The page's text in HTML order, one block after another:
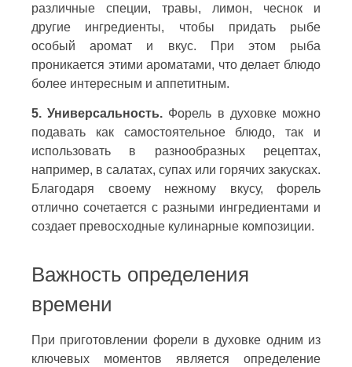
различные специи, травы, лимон, чеснок и
другие ингредиенты, чтобы придать рыбе
особый аромат и вкус. При этом рыба
проникается этими ароматами, что делает блюдо
более интересным и аппетитным.
5. Универсальность. Форель в духовке можно
подавать как самостоятельное блюдо, так и
использовать в разнообразных рецептах,
например, в салатах, супах или горячих закусках.
Благодаря своему нежному вкусу, форель
отлично сочетается с разными ингредиентами и
создает превосходные кулинарные композиции.
Важность определения
времени
При приготовлении форели в духовке одним из
ключевых моментов является определение